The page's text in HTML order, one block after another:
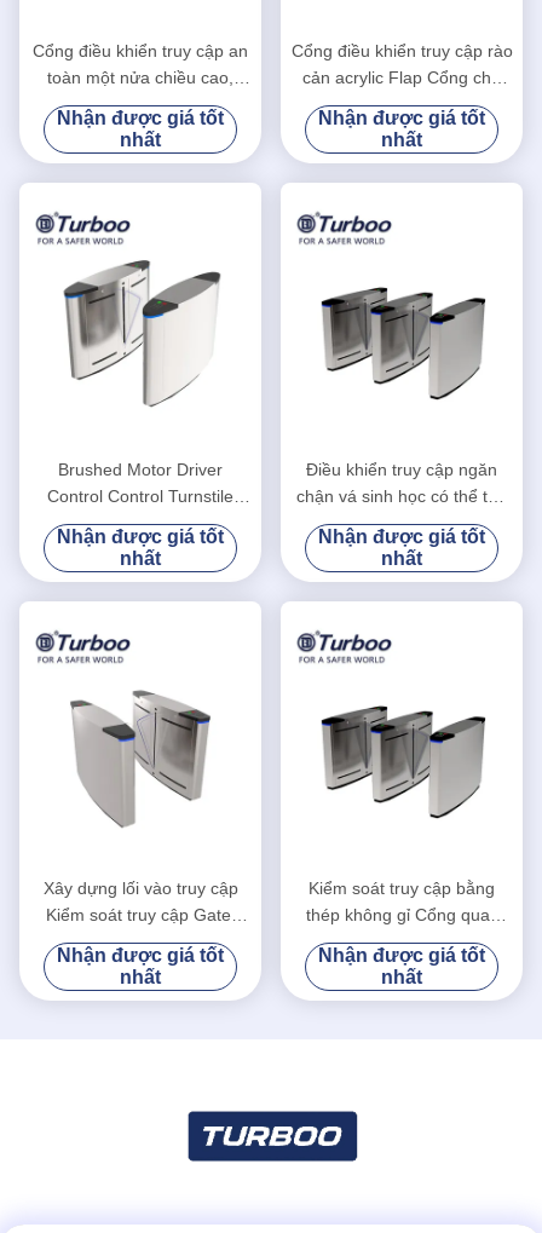
Cổng điều khiển truy cập an
toàn một nửa chiều cao,
Cổng hàng rào bằng thép
không gỉ
Nhận được giá tốt
nhất
Cổng điều khiển truy cập rào
cản acrylic Flap Cổng cho
văn phòng / trường học /
nhà ga
Nhận được giá tốt
nhất
Brushed Motor Driver
Control Control Turnstile
Gate Tích hợp Thẻ IC Kiểm
soát sinh trắc học
Nhận được giá tốt
nhất
Điều khiển truy cập ngăn
chận vá sinh học có thể thu
gọn Cổng chống rò rỉ Tự
phát hiện
Nhận được giá tốt
nhất
Xây dựng lối vào truy cập
Kiểm soát truy cập Gate,
Flap Barrier Turnstile Coin
Hoạt động
Nhận được giá tốt
nhất
Kiểm soát truy cập bằng
thép không gỉ Cổng quay
vòng dành cho người đi bộ
quang
Nhận được giá tốt
nhất